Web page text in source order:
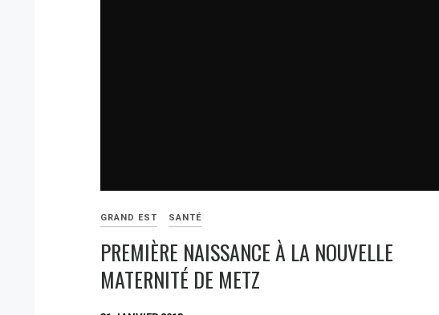
GRAND EST SANTÉ
PREMIÈRE NAISSANCE À LA NOUVELLE
MATERNITÉ DE METZ